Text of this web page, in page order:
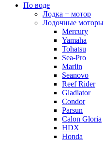
По воде
Лодка + мотор
Лодочные моторы
Mercury
Yamaha
Tohatsu
Sea-Pro
Marlin
Seanovo
Reef Rider
Gladiator
Condor
Parsun
Calon Gloria
HDX
Honda